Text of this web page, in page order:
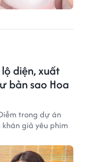
diện, xuất
bản sao Hoa
trong dự án
giả yêu phim